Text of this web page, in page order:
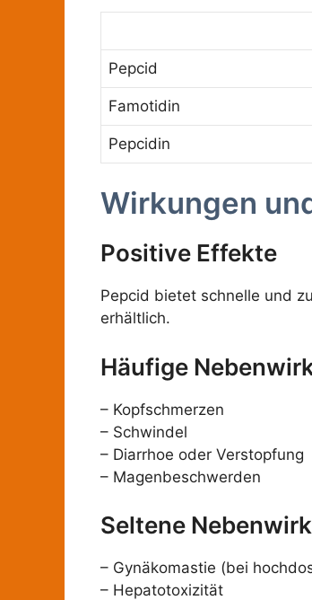
Pepcid
Famotidin
Pepcidin
Wirkungen
Positive Effekte
Pepcid bietet schnelle und
erhältlich.
Häufige
– Kopfschmerzen
– Schwindel
– Diarrhoe oder Verstopfung
– Magenbeschwerden
Seltene
– Gynäkomastie (bei
– Hepatotoxizität